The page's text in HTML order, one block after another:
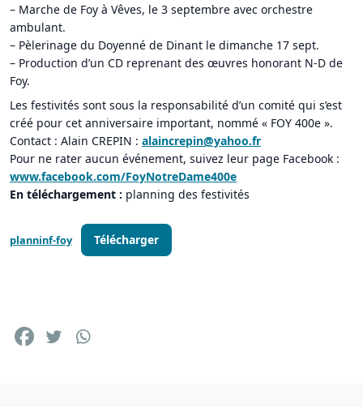
– Marche de Foy à Vêves, le 3 septembre avec orchestre
ambulant.
– Pèlerinage du Doyenné de Dinant le dimanche 17 sept.
– Production d’un CD reprenant des œuvres honorant N-D de
Foy.
Les festivités sont sous la responsabilité d’un comité qui s’est
créé pour cet anniversaire important, nommé « FOY 400e ».
Contact : Alain CREPIN : alaincrepin@yahoo.fr
Pour ne rater aucun événement, suivez leur page Facebook :
www.facebook.com/FoyNotreDame400e
En téléchargement : planning des festivités
planninf-foy Télécharger